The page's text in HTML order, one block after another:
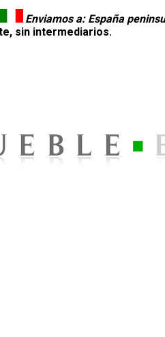
Enviamos a: España
sin intermediarios.